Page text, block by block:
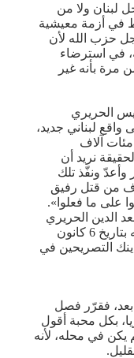
لبنان ولا من
في أزمة معيشية
حزب الله لأن
في استرضاء
مرة بأنه غير
الحريري
لبناني جديد،
آلاف
في تظاهرة 14 آذار 2005: «الحقيقة نريد أن
ونفّذ تلك
من قتل رفيق
على ما فعلوا».
الدين الحريري
بشكل واضح وحاسم، في تصريحين له بتاريخ 6 كانون
أوْردنا ذينك التصريحين في
بعد، فقرّر فصل
بكل محبة أقول
في محله، لأنه